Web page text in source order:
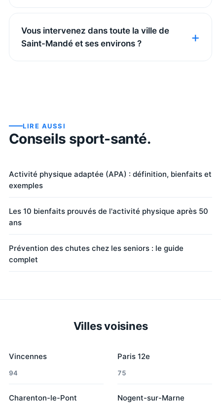
Vous intervenez dans toute la ville de
Saint-Mandé et ses environs ?
LIRE AUSSI
Conseils sport-santé.
Activité physique adaptée (APA) : définition, bienfaits et
exemples
Les 10 bienfaits prouvés de l'activité physique après 50
ans
Prévention des chutes chez les seniors : le guide
complet
Villes voisines
Vincennes
94
Paris 12e
75
Charenton-le-Pont Nogent-sur-Marne